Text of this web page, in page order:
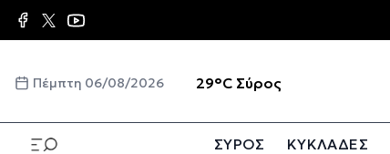
Παράκαμψη προς το κυρίως περιεχόμενο
Πέμπτη 06/08/2026 29°C Σύρος
ΣΥΡΟΣ ΚΥΚΛΑΔΕΣ